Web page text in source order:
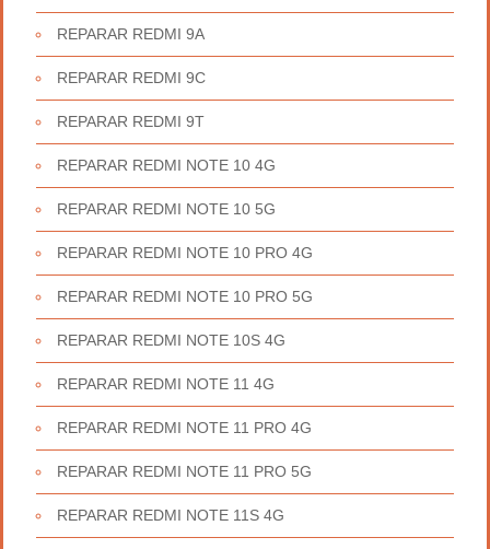
REPARAR REDMI 9A
REPARAR REDMI 9C
REPARAR REDMI 9T
REPARAR REDMI NOTE 10 4G
REPARAR REDMI NOTE 10 5G
REPARAR REDMI NOTE 10 PRO 4G
REPARAR REDMI NOTE 10 PRO 5G
REPARAR REDMI NOTE 10S 4G
REPARAR REDMI NOTE 11 4G
REPARAR REDMI NOTE 11 PRO 4G
REPARAR REDMI NOTE 11 PRO 5G
REPARAR REDMI NOTE 11S 4G